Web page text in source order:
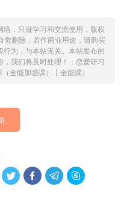
，只做学习和交流使用，版权
觉删除，若作商业用途，请购买
为，与本站无关。本站发布的
我们将及时处理！： 恋爱研习
全能加强课）丨全能课）
)
   